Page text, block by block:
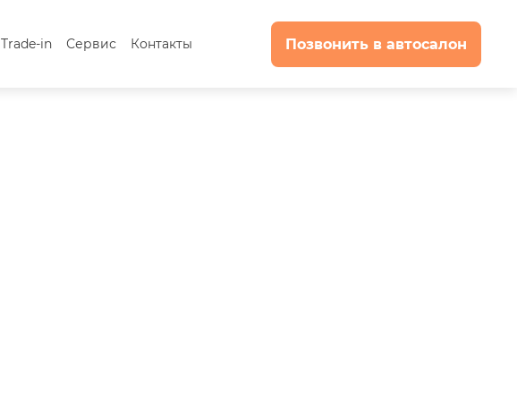
Trade-in Сервис Контакты Позвонить в автосалон